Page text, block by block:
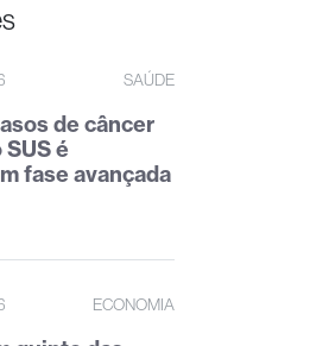
SAÚDE
de câncer
é
fase avançada
ECONOMIA